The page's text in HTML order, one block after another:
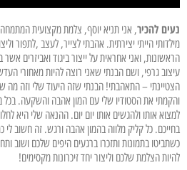
נעים להכיר, אני תניא יוסף, צלמת מקצועית המתמחה
מילדותי הייתי יצירתית. אהבתי לצייר, לעצב ,לתפור
הראשונות, ואני אחראית על ייצור ביגוד ואביזרים
עיצוב גרפי, ושם הבנתי שאני רוצה להיות מאחורי
הצטיינתי – התאהבתי! הבנתי שזה היעוד שלי וזה
והקמתי את הסטודיו שלי עם המון אהבה והשקעה. בכל
למצוא אותו ולהגשים אותו יום יום. ההנאה שלי היא
בחייכם. כל קליק מלווה בהמון אהבה ורגש. זה חשוב
כשתביטו בתמונות ותזכרו ברגעים היפים שלכם ושוב
להיות הצלמת שלכם וליצור יחד זיכרונות מקסימים!